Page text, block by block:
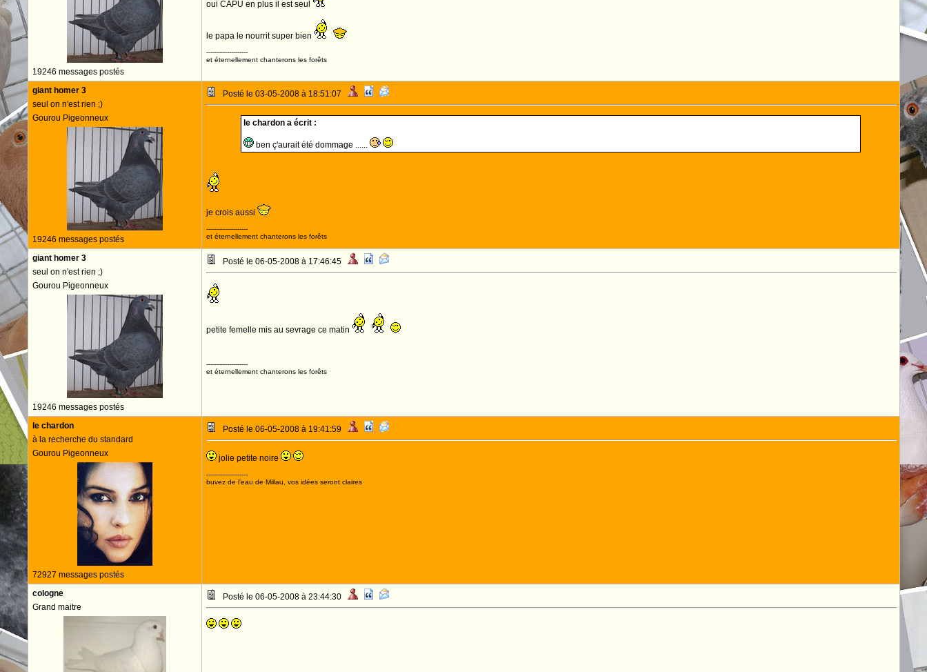
19246 messages postés
oui CAPU en plus il est seul
le papa le nourrit super bien
--------------------
et éternellement chanterons les forêts
giant homer 3
seul on n'est rien ;)
Gourou Pigeonneux
19246 messages postés
Posté le 03-05-2008 à 18:51:07
le chardon a écrit :
ben ç'aurait été dommage ......
je crois aussi
--------------------
et éternellement chanterons les forêts
giant homer 3
seul on n'est rien ;)
Gourou Pigeonneux
19246 messages postés
Posté le 06-05-2008 à 17:46:45
petite femelle mis au sevrage ce matin
--------------------
et éternellement chanterons les forêts
le chardon
à la recherche du standard
Gourou Pigeonneux
72927 messages postés
Posté le 06-05-2008 à 19:41:59
jolie petite noire
--------------------
buvez de l'eau de Millau, vos idées seront claires
cologne
Grand maitre
Posté le 06-05-2008 à 23:44:30